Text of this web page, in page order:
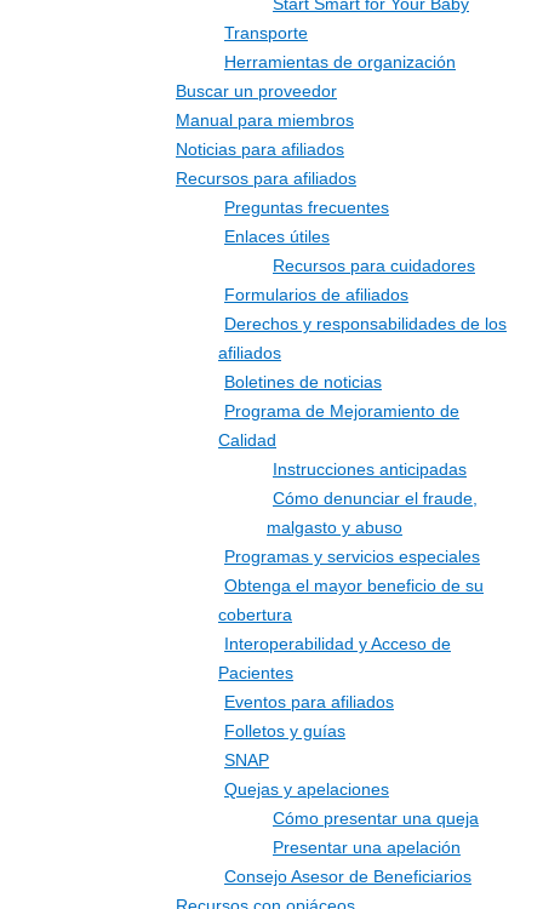
Transporte
Herramientas de organización
Buscar un proveedor
Manual para miembros
Noticias para afiliados
Recursos para afiliados
Preguntas frecuentes
Enlaces útiles
Recursos para cuidadores
Formularios de afiliados
Derechos y responsabilidades de los
afiliados
Boletines de noticias
Programa de Mejoramiento de
Calidad
Instrucciones anticipadas
Cómo denunciar el fraude,
malgasto y abuso
Programas y servicios especiales
Obtenga el mayor beneficio de su
cobertura
Interoperabilidad y Acceso de
Pacientes
Eventos para afiliados
Folletos y guías
SNAP
Quejas y apelaciones
Cómo presentar una queja
Presentar una apelación
Consejo Asesor de Beneficiarios